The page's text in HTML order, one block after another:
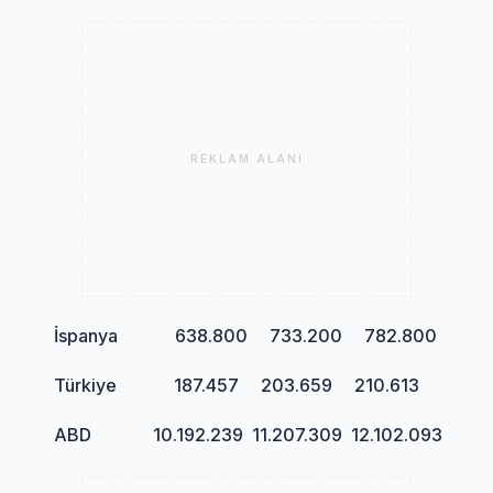
REKLAM ALANI
İspanya 638.800 733.200 782.800
Türkiye 187.457 203.659 210.613
ABD 10.192.239 11.207.309 12.102.093